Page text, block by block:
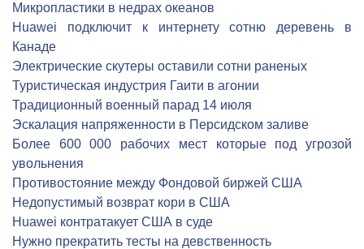
Микропластики в недрах океанов
Huawei подключит к интернету сотню деревень в
Канаде
Электрические скутеры оставили сотни раненых
Туристическая индустрия Гаити в агонии
Традиционный военный парад 14 июля
Эскалация напряженности в Персидском заливе
Более 600 000 рабочих мест которые под угрозой
увольнения
Противостояние между Фондовой биржей США
Недопустимый возврат кори в США
Huawei контратакует США в суде
Нужно прекратить тесты на девственность